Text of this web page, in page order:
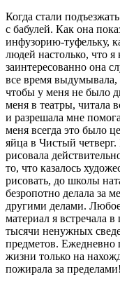
Когда стали
с бабулей. Как она
инфузорию-туфельку,
людей настолько, что я
заинтересованно она
все время
чтобы у меня не было
меня в театры, читала
и разрешала мне
меня всегда это было
яйца в Чистый
рисовала
то, что казалось
рисовать, до школы
безропотно делала за
другими делами.
материал я встречала
тысячи ненужных
предметов. Ежедневно
жизни только на
пожирала за